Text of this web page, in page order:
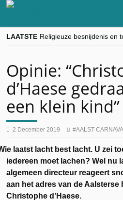
LAATSTE
Opinie:
d’Haese
een klein kind”
2 December 2019 AALST
laatst lacht best lacht. U zei
iedereen moet lachen? Wel nu
algemeen directeur reageert
aan het adres van de Aalsterse
Christophe d’Haese.